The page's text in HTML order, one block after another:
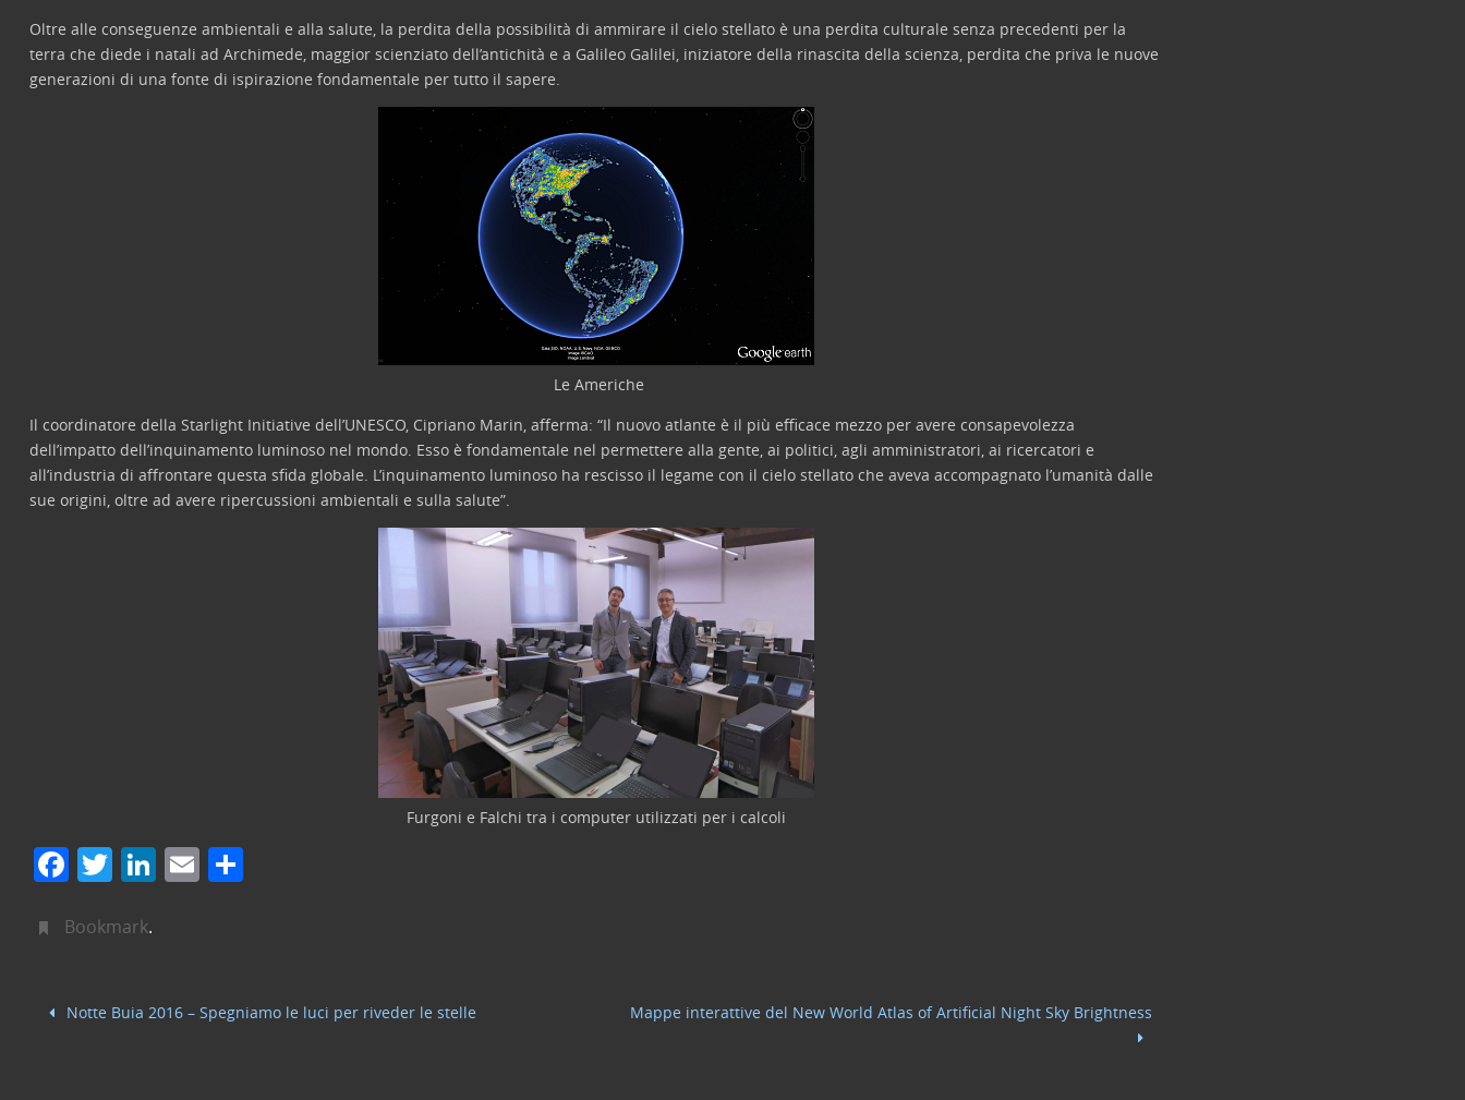
Oltre alle conseguenze ambientali e alla salute, la perdita della possibilità di ammirare il cielo stellato è una perdita culturale senza precedenti per la
terra che diede i natali ad Archimede, maggior scienziato dell’antichità e a Galileo Galilei, iniziatore della rinascita della scienza, perdita che priva le nuove
generazioni di una fonte di ispirazione fondamentale per tutto il sapere.
Le Americhe
Il coordinatore della Starlight Initiative dell’UNESCO, Cipriano Marin, afferma: “Il nuovo atlante è il più efficace mezzo per avere consapevolezza
dell’impatto dell’inquinamento luminoso nel mondo. Esso è fondamentale nel permettere alla gente, ai politici, agli amministratori, ai ricercatori e
all’industria di affrontare questa sfida globale. L’inquinamento luminoso ha rescisso il legame con il cielo stellato che aveva accompagnato l’umanità dalle
sue origini, oltre ad avere ripercussioni ambientali e sulla salute”.
Furgoni e Falchi tra i computer utilizzati per i calcoli
F
c
b
T
itt
Li
dI
E
vi
Bookmark.
Notte Buia 2016 – Spegniamo le luci per riveder le stelle Mappe interattive del New World Atlas of Artificial Night Sky Brightness